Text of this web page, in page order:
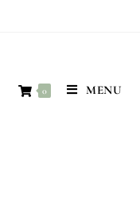
0 MENU